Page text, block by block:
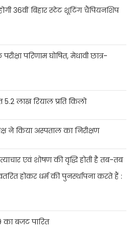
36वीं बिहार स्टेट शूटिंग चैंपियनशिप
परिणाम घोषित, मेधावी छात्र-
लाख रियाल प्रति किलो
ने किया अस्पताल का निरीक्षण
एवं शोषण की वृद्धि होती है तब-तब
होकर धर्म की पुनर्स्थापना करते हैं :
का बजट पारित